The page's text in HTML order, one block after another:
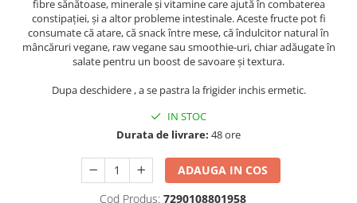
fibre sănătoase, minerale și vitamine care ajută în combaterea
constipației, și a altor probleme intestinale. Aceste fructe pot fi
consumate că atare, că snack între mese, că îndulcitor natural în
mâncăruri vegane, raw vegane sau smoothie-uri, chiar adăugate în
salate pentru un boost de savoare și textura.
Dupa deschidere , a se pastra la frigider inchis ermetic.
IN STOC
Durata de livrare: 48 ore
ADAUGA IN COS
Cod Produs: 7290108801958